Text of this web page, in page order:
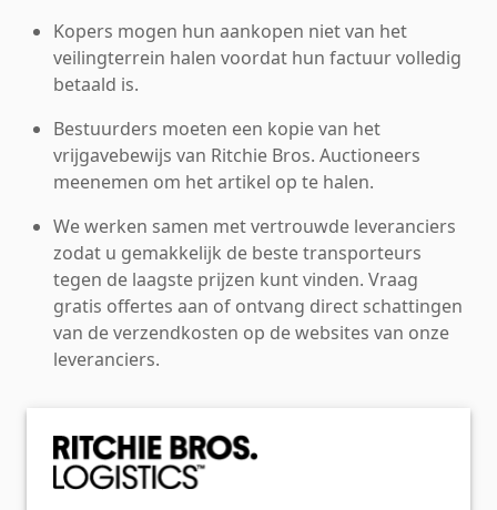
Kopers mogen hun aankopen niet van het
veilingterrein halen voordat hun factuur volledig
betaald is.
Bestuurders moeten een kopie van het
vrijgavebewijs van Ritchie Bros. Auctioneers
meenemen om het artikel op te halen.
We werken samen met vertrouwde leveranciers
zodat u gemakkelijk de beste transporteurs
tegen de laagste prijzen kunt vinden. Vraag
gratis offertes aan of ontvang direct schattingen
van de verzendkosten op de websites van onze
leveranciers.